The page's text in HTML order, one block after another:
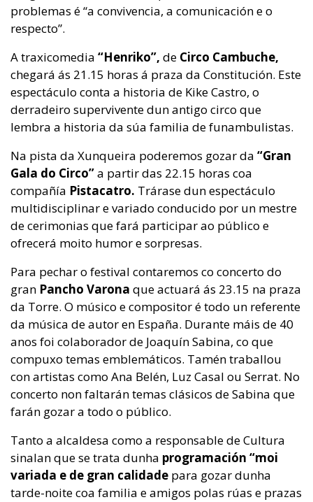
problemas é “a convivencia, a comunicación e o
respecto”.
A traxicomedia “Henriko”, de Circo Cambuche,
chegará ás 21.15 horas á praza da Constitución. Este
espectáculo conta a historia de Kike Castro, o
derradeiro supervivente dun antigo circo que
lembra a historia da súa familia de funambulistas.
Na pista da Xunqueira poderemos gozar da “Gran
Gala do Circo”a partir das 22.15 horas coa
compañía Pistacatro. Trárase dun espectáculo
multidisciplinar e variado conducido por un mestre
de cerimonias que fará participar ao público e
ofrecerá moito humor e sorpresas.
Para pechar o festival contaremos co concerto do
gran Pancho Varona que actuará ás 23.15 na praza
da Torre. O músico e compositor é todo un referente
da música de autor en España. Durante máis de 40
anos foi colaborador de Joaquín Sabina, co que
compuxo temas emblemáticos. Tamén traballou
con artistas como Ana Belén, Luz Casal ou Serrat. No
concerto non faltarán temas clásicos de Sabina que
farán gozar a todo o público.
Tanto a alcaldesa como a responsable de Cultura
sinalan que se trata dunha programación “moi
variada e de gran calidade para gozar dunha
tarde-noite coa familia e amigos polas rúas e prazas